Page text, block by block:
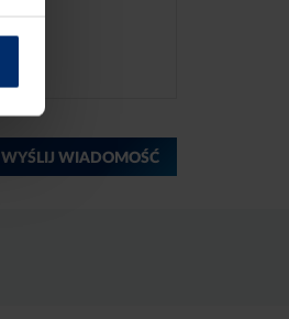
WYŚLIJ WIADOMOŚĆ